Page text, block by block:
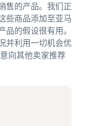
售的产品。我们正
些商品添加至亚马
的假设很有用。
并利用一切机会优
向其他卖家推荐